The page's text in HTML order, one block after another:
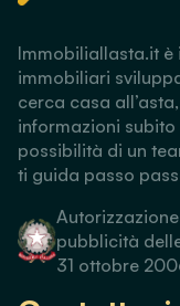
Immobiliallasta.it
immobiliari
cerca casa
informazioni
possibilità di un
ti guida passo
pubblicità
31 ottobre